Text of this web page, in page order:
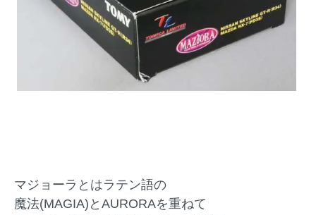
マジョーラとはラテン語の
魔法(MAGIA)とAURORAを重ねて